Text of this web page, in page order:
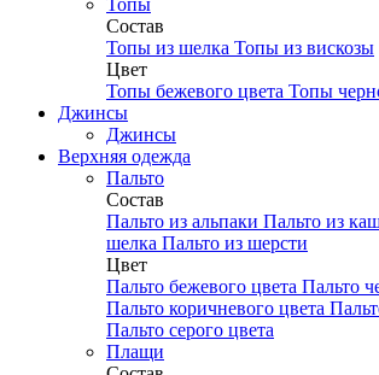
Топы
Состав
Топы из шелка Топы из вискозы
Цвет
Топы бежевого цвета Топы
Джинсы
Джинсы
Верхняя одежда
Пальто
Состав
Пальто из альпаки Пальто из
шелка Пальто из шерсти
Цвет
Пальто бежевого цвета Пальто
Пальто коричневого цвета
Пальто серого цвета
Плащи